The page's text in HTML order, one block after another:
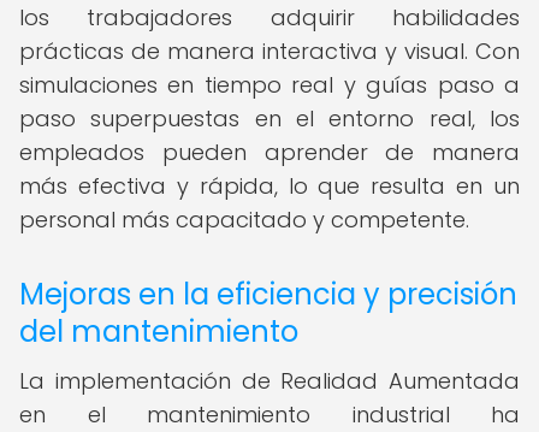
los trabajadores adquirir habilidades
prácticas de manera interactiva y visual. Con
simulaciones en tiempo real y guías paso a
paso superpuestas en el entorno real, los
empleados pueden aprender de manera
más efectiva y rápida, lo que resulta en un
personal más capacitado y competente.
Mejoras en la eficiencia y precisión
del mantenimiento
La implementación de Realidad Aumentada
en el mantenimiento industrial ha